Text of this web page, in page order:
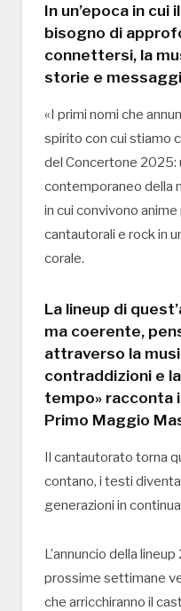
In un’epoca in
bisogno di
connettersi, la
storie e
«I primi nomi che
spirito con cui stiamo
del Concertone 2025:
contemporaneo della
in cui convivono
cantautorali e rock in
corale.
La lineup di
ma coerente,
attraverso la
contraddizioni e
tempo»
Primo Maggio
Il cantautorato torna
contano, i testi
generazioni in
L’annuncio della
prossime settimane
che arricchiranno il